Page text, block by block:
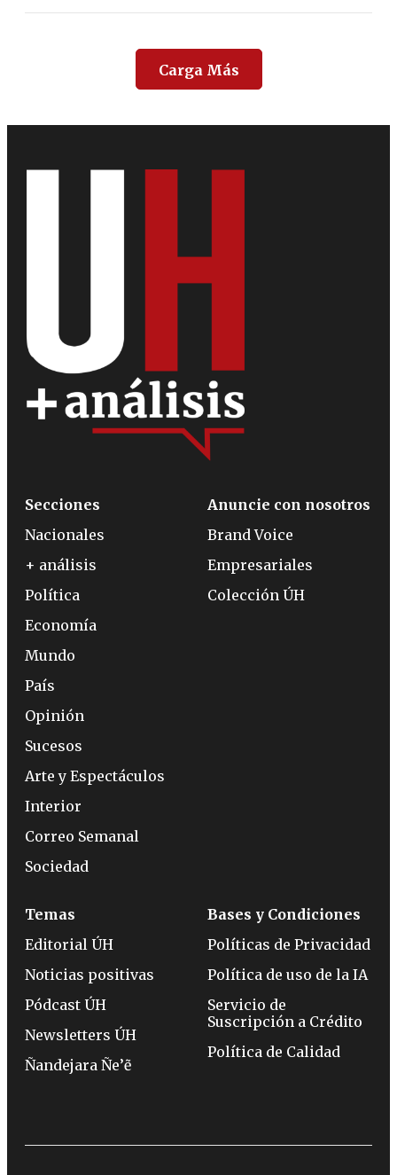
Carga Más
Secciones
Nacionales
+ análisis
Política
Economía
Mundo
País
Opinión
Sucesos
Arte y Espectáculos
Interior
Correo Semanal
Sociedad
Anuncie con nosotros
Brand Voice
Empresariales
Colección ÚH
Temas
Editorial ÚH
Noticias positivas
Pódcast ÚH
Newsletters ÚH
Ñandejara Ñe’ẽ
Bases y Condiciones
Políticas de Privacidad
Política de uso de la IA
Servicio de
Suscripción a Crédito
Política de Calidad